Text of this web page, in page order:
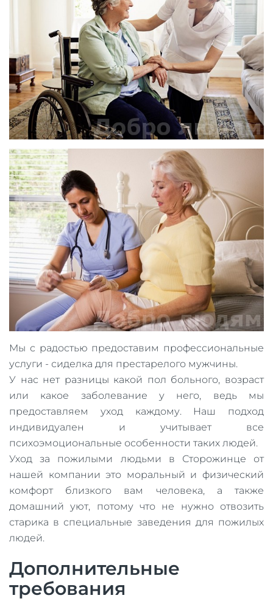
Мы с радостью предоставим профессиональные
услуги - сиделка для престарелого мужчины.
У нас нет разницы какой пол больного, возраст
или какое заболевание у него, ведь мы
предоставляем уход каждому. Наш подход
индивидуален и учитывает все
психоэмоциональные особенности таких людей.
Уход за пожилыми людьми в Сторожинце от
нашей компании это моральный и физический
комфорт близкого вам человека, а также
домашний уют, потому что не нужно отвозить
старика в специальные заведения для пожилых
людей.
Дополнительные
требования